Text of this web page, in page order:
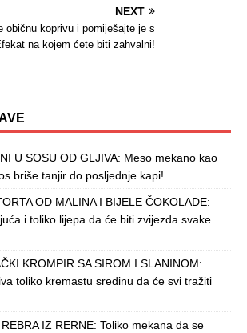
NEXT
običnu koprivu i pomiješajte je s
na kojem ćete biti zahvalni!
U SOSU OD GLJIVA: Meso mekano kao
briše tanjir do posljednje kapi!
OD MALINA I BIJELE ČOKOLADE:
i toliko lijepa da će biti zvijezda svake
KROMPIR SA SIROM I SLANINOM:
toliko kremastu sredinu da će svi tražiti
IZ RERNE: Toliko mekana da se